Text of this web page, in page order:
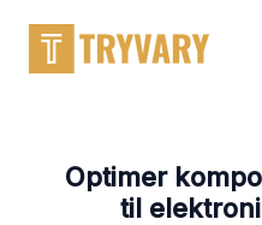
indhold
Optimer
til